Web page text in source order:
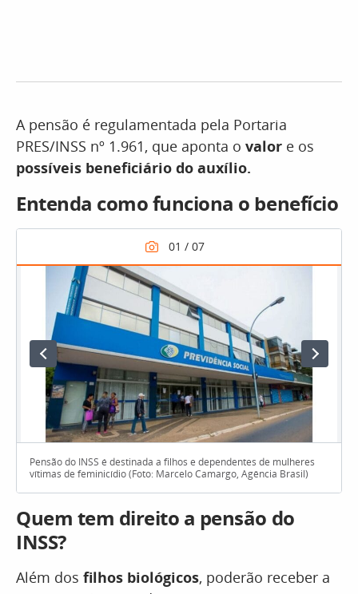
A pensão é regulamentada pela Portaria
PRES/INSS nº 1.961, que aponta o valor e os
possíveis beneficiário do auxílio.
Entenda como funciona o benefício
Pensão do INSS é destinada a filhos e dependentes de mulheres
vítimas de feminicídio (Foto: Marcelo Camargo, Agência Brasil)
Quem tem direito a pensão do
INSS?
Além dos filhos biológicos, poderão receber a